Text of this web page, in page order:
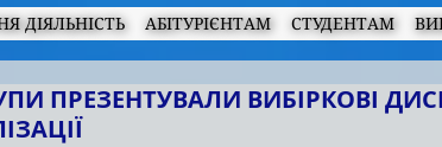
ДІЯЛЬНІСТЬ АБІТУРІЄНТАМ СТУДЕНТАМ
ПРЕЗЕНТУВАЛИ ВИБІРКОВІ